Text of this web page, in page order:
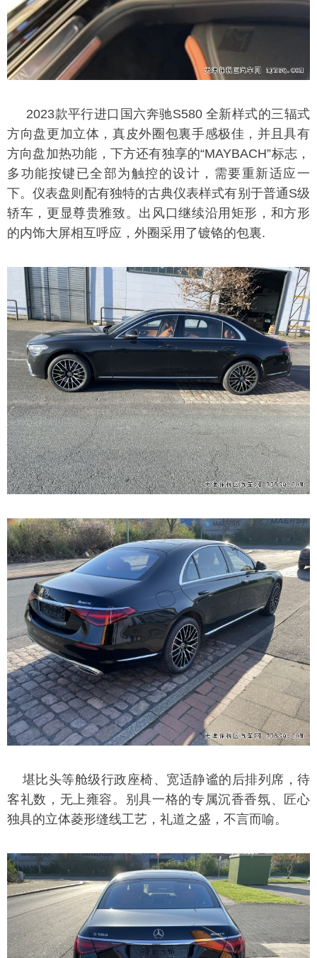
2023款平行进口国六奔驰S580 全新样式的三辐式
方向盘更加立体，真皮外圈包裏手感极佳，并且具有
方向盘加热功能，下方还有独享的“MAYBACH”标志，
多功能按键已全部为触控的设计，需要重新适应一
下。仪表盘则配有独特的古典仪表样式有别于普通S级
轿车，更显尊贵雅致。出风口继续沿用矩形，和方形
的内饰大屏相互呼应，外圈采用了镀铬的包裏.
堪比头等舱级行政座椅、宽适静谧的后排列席，待
客礼数，无上雍容。别具一格的专属沉香香氛、匠心
独具的立体菱形缝线工艺，礼道之盛，不言而喻。